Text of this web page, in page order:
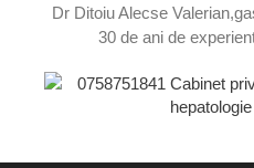
Dr Ditoiu Alecse
30 de ani de